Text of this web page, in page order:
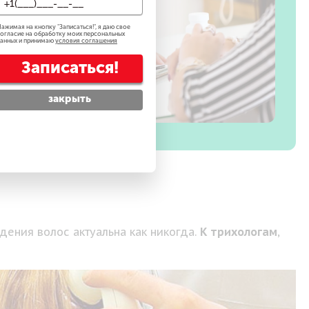
волос актуальна как никогда. К трихологам,
на кнопку "Записаться!", я даю свое
на обработку моих персональных
и принимаю условия соглашения
Записаться!
закрыть